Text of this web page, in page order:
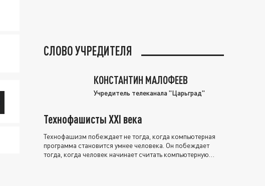
СЛОВО УЧРЕДИТЕЛЯ
КОНСТАНТИН МАЛОФЕЕВ
Учредитель телеканала "Царьград"
Технофашисты XXI века
Технофашизм побеждает не тогда, когда компьютерная
программа становится умнее человека. Он побеждает
тогда, когда человек начинает считать компьютерную